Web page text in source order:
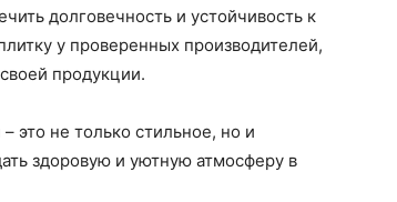
долговечность и устойчивость к
у проверенных производителей,
продукции.
это не только стильное, но и
здоровую и уютную атмосферу в